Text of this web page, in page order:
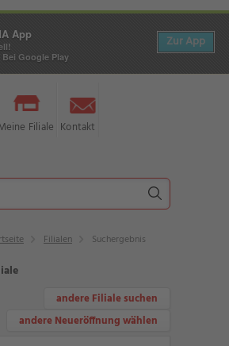
Filiale Kontakt
Filialen Suchergebnis
andere Filiale suchen
andere Neueröffnung wählen
App
Google Play
Zur App